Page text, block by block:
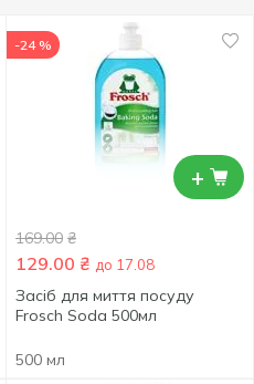
+
-24 %
169.00 ₴
129.00 ₴ до 17.08
Засіб для миття посуду
Frosch Soda 500мл
500 мл